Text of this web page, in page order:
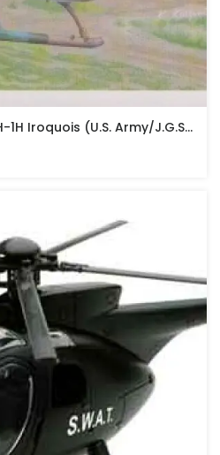
MODELO ESCALA 1/72 UH-1H Iroquois (U.S. Army/J.G.S.D.F. Utility Helicopter) - Precios Especiales